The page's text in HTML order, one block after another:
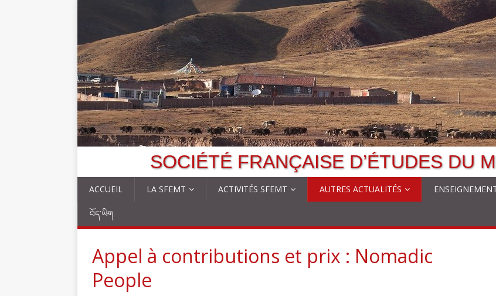
SOCIÉTÉ FRANÇAISE D’ÉTUDES DU
ACCUEIL LA SFEMT ACTIVITÉS SFEMT AUTRES ACTUALITÉS
བོད་ཡིག
Appel à contributions et prix : Nomadic
People